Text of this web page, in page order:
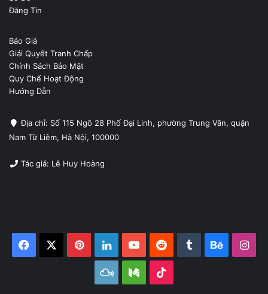
Đăng Tin
Báo Giá
Giải Quyết Tranh Chấp
Chính Sách Bảo Mật
Quy Chế Hoạt Động
Hướng Dẫn
Địa chỉ: Số 115 Ngõ 28 Phố Đại Linh, phường Trung Văn, quận
Nam Từ Liêm, Hà Nội, 100000
Tác giả: Lê Huy Hoàng
Facebook PinterestLinkedInYouTubeRedditTumblrBehance
Mixcloud
Medium